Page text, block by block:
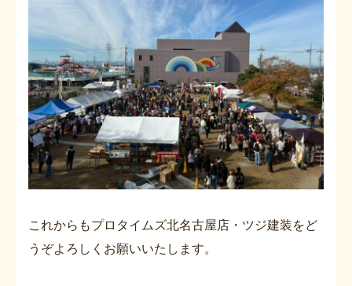
これからもプロタイムズ北名古屋店・ツジ建装をど
うぞよろしくお願いいたします。